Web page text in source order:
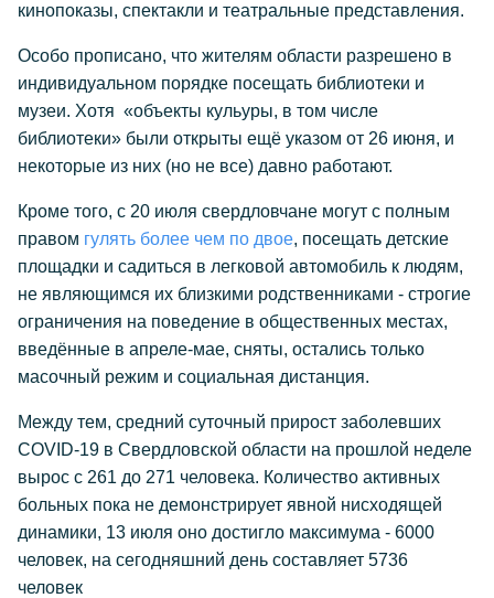
кинопоказы, спектакли и театральные представления.
Особо прописано, что жителям области разрешено в
индивидуальном порядке посещать библиотеки и
музеи. Хотя «объекты кульуры, в том числе
библиотеки» были открыты ещё указом от 26 июня, и
некоторые из них (но не все) давно работают.
Кроме того, с 20 июля свердловчане могут с полным
правом гулять более чем по двое, посещать детские
площадки и садиться в легковой автомобиль к людям,
не являющимся их близкими родственниками - строгие
ограничения на поведение в общественных местах,
введённые в апреле-мае, сняты, остались только
масочный режим и социальная дистанция.
Между тем, средний суточный прирост заболевших
COVID-19 в Свердловской области на прошлой неделе
вырос с 261 до 271 человека. Количество активных
больных пока не демонстрирует явной нисходящей
динамики, 13 июля оно достигло максимума - 6000
человек, на сегодняшний день составляет 5736
человек